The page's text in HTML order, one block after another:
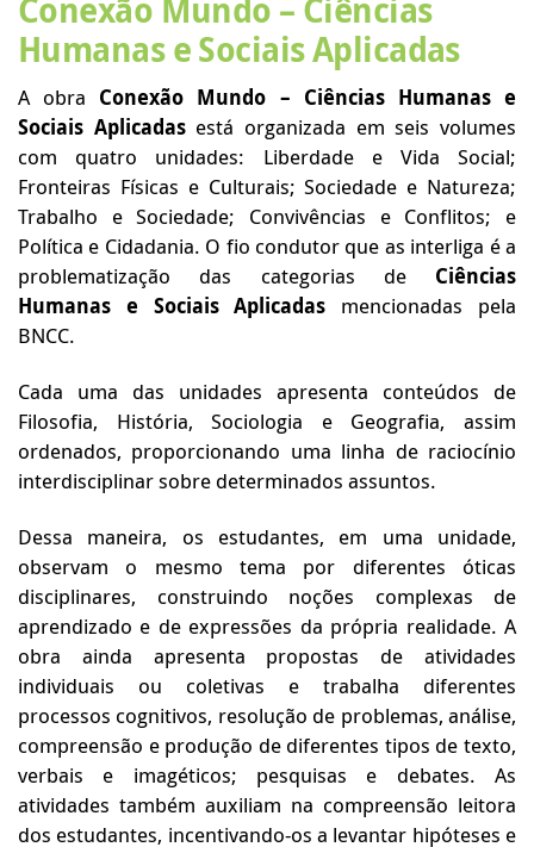
Conexão Mundo – Ciências
Humanas e Sociais Aplicadas
A obra Conexão Mundo – Ciências Humanas e
Sociais Aplicadasestá organizada em seis volumes
com quatro unidades: Liberdade e Vida Social;
Fronteiras Físicas e Culturais; Sociedade e Natureza;
Trabalho e Sociedade; Convivências e Conflitos; e
Política e Cidadania. O fio condutor que as interliga é a
problematização das categorias de Ciências
Humanas e Sociais Aplicadas mencionadas pela
BNCC.
Cada uma das unidades apresenta conteúdos de
Filosofia, História, Sociologia e Geografia, assim
ordenados, proporcionando uma linha de raciocínio
interdisciplinar sobre determinados assuntos.
Dessa maneira, os estudantes, em uma unidade,
observam o mesmo tema por diferentes óticas
disciplinares, construindo noções complexas de
aprendizado e de expressões da própria realidade. A
obra ainda apresenta propostas de atividades
individuais ou coletivas e trabalha diferentes
processos cognitivos, resolução de problemas, análise,
compreensão e produção de diferentes tipos de texto,
verbais e imagéticos; pesquisas e debates. As
atividades também auxiliam na compreensão leitora
dos estudantes, incentivando-os a levantar hipóteses e